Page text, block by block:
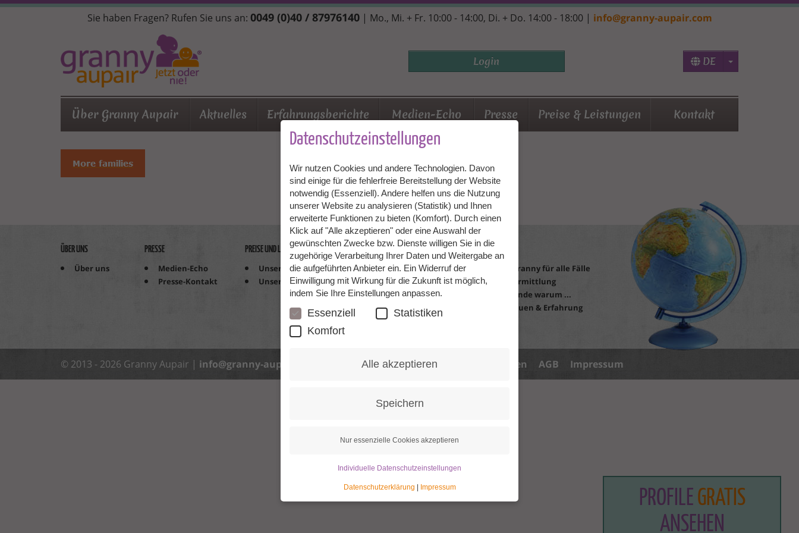
Direkt
PROFILE GRATIS
ANSEHEN
Sie haben Fragen? Rufen Sie uns an: 0049 (0)40 / 87976140| Mo., Mi. + Fr. 10:00 - 14:00, Di. + Do. 14:00 - 18:00 | info@granny-aupair.com
Login DE Toggle
Über Granny Aupair Aktuelles Erfahrungsberichte Medien-Echo Presse Preise & Leistungen Kontakt
ÜBER UNS
Über uns
PRESSE
Medien-Echo
Presse-Kontakt
PREISE UND LEISTUNGEN
Unsere Preise
Unsere Leistungen
Was kann ich tun?
Die Vermittlung
10 Gründe warum ...
Der Workshop
Mit kleinem Budget
Eine Granny für alle Fälle
Die Vermittlung
10 Gründe warum ...
Vertrauen & Erfahrung
© 2013 - 2026 Granny Aupair | info@granny-aupair.com Datenschutz Datenschutzeinstellungen AGB Impressum
Datenschutzeinstellungen
Wir nutzen Cookies und andere Technologien. Davon
sind einige für die fehlerfreie Bereitstellung der Website
notwendig (Essenziell). Andere helfen uns die Nutzung
unserer Website zu analysieren (Statistik) und Ihnen
erweiterte Funktionen zu bieten (Komfort). Durch einen
Klick auf "Alle akzeptieren" oder eine Auswahl der
gewünschten Zwecke bzw. Dienste willigen Sie in die
zugehörige Verarbeitung Ihrer Daten und Weitergabe an
die aufgeführten Anbieter ein. Ein Widerruf der
Einwilligung mit Wirkung für die Zukunft ist möglich,
indem Sie Ihre Einstellungen anpassen.
Essenziell
Statistiken
Komfort
Alle akzeptieren
Speichern
Nur essenzielle Cookies akzeptieren
Individuelle Datenschutzeinstellungen
Datenschutzerklärung | Impressum